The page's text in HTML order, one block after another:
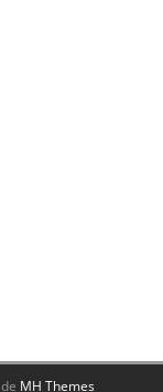
MH Themes